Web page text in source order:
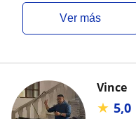
ver más
Vince
★ 5,0